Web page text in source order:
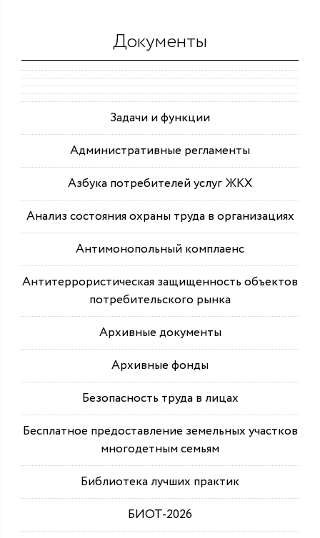
Документы
Задачи и функции
Административные регламенты
Азбука потребителей услуг ЖКХ
Анализ состояния охраны труда в организациях
Антимонопольный комплаенс
Антитеррористическая защищенность объектов
потребительского рынка
Архивные документы
Архивные фонды
Безопасность труда в лицах
Бесплатное предоставление земельных участков
многодетным семьям
Библиотека лучших практик
БИОТ-2026